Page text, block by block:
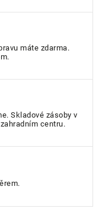
máte zdarma.
Skladové zásoby v
centru.